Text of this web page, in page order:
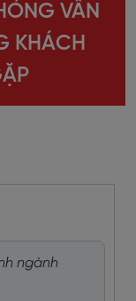
VẤN
KHÁCH
ngành